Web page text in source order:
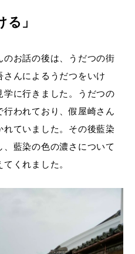
」
お話の後は、うだつの街
んによるうだつをいけ
学に行きました。うだつの
われており、假屋崎さん
ていました。その後藍染
藍染の色の濃さについて
くれました。